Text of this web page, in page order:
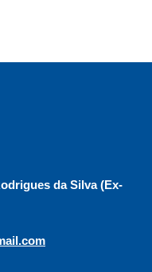
da Silva (Ex-